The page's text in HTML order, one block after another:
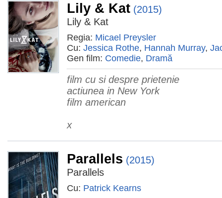
Lily & Kat (2015)
Lily & Kat
Regia: Micael Preysler
Cu: Jessica Rothe, Hannah Murray,
Gen film: Comedie, Dramă
film cu si despre prietenie
actiunea in New York
film american
x
Parallels (2015)
Parallels
Cu: Patrick Kearns